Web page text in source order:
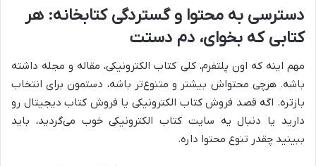
دسترسی به محتوا و گستردگی کتابخانه: هر
کتابی که بخوای، دم دستت
مهم اینه که اون پلتفرم، کلی کتاب الکترونیکی، مقاله و مجله داشته
باشه. هرچی محتواش بیشتر و متنوع‌تر باشه، دستمون برای انتخاب
بازتره. اگه قصد فروش کتاب الکترونیکی یا فروش کتاب دیجیتال رو
دارید یا دنبال یه سایت کتاب الکترونیکی خوب می‌گردید، باید
ببینید چقدر تنوع محتوا داره.